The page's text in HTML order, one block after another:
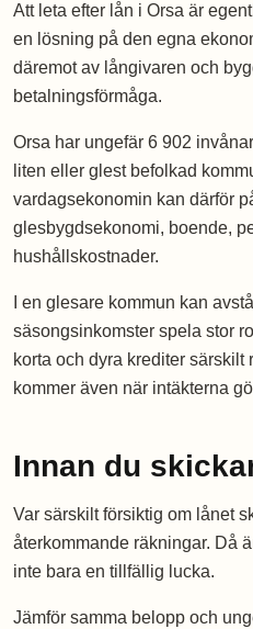
Att leta efter lån i Orsa är
en lösning på den egna
däremot av långivaren och
betalningsförmåga.
Orsa har ungefär 6 902
liten eller glest befolkad
vardagsekonomin kan därför
glesbygdsekonomi, boende,
hushållskostnader.
I en glesare kommun kan
säsongsinkomster spela stor
korta och dyra krediter
kommer även när intäkterna
Innan du
Var särskilt försiktig om lånet
återkommande räkningar. Då
inte bara en tillfällig lucka.
Jämför samma belopp och